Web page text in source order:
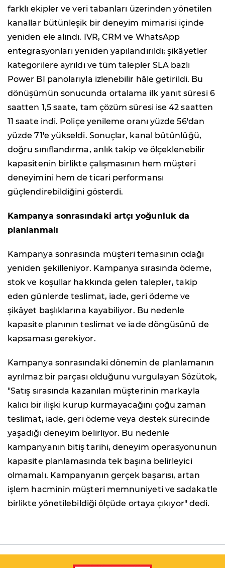
farklı ekipler ve veri tabanları üzerinden yönetilen
kanallar bütünleşik bir deneyim mimarisi içinde
yeniden ele alındı. IVR, CRM ve WhatsApp
entegrasyonları yeniden yapılandırıldı; şikâyetler
kategorilere ayrıldı ve tüm talepler SLA bazlı
Power BI panolarıyla izlenebilir hâle getirildi. Bu
dönüşümün sonucunda ortalama ilk yanıt süresi 6
saatten 1,5 saate, tam çözüm süresi ise 42 saatten
11 saate indi. Poliçe yenileme oranı yüzde 56'dan
yüzde 71'e yükseldi. Sonuçlar, kanal bütünlüğü,
doğru sınıflandırma, anlık takip ve ölçeklenebilir
kapasitenin birlikte çalışmasının hem müşteri
deneyimini hem de ticari performansı
güçlendirebildiğini gösterdi.
Kampanya sonrasındaki artçı yoğunluk da
planlanmalı
Kampanya sonrasında müşteri temasının odağı
yeniden şekilleniyor. Kampanya sırasında ödeme,
stok ve koşullar hakkında gelen talepler, takip
eden günlerde teslimat, iade, geri ödeme ve
şikâyet başlıklarına kayabiliyor. Bu nedenle
kapasite planının teslimat ve iade döngüsünü de
kapsaması gerekiyor.
Kampanya sonrasındaki dönemin de planlamanın
ayrılmaz bir parçası olduğunu vurgulayan Sözütok,
"Satış sırasında kazanılan müşterinin markayla
kalıcı bir ilişki kurup kurmayacağını çoğu zaman
teslimat, iade, geri ödeme veya destek sürecinde
yaşadığı deneyim belirliyor. Bu nedenle
kampanyanın bitiş tarihi, deneyim operasyonunun
kapasite planlamasında tek başına belirleyici
olmamalı. Kampanyanın gerçek başarısı, artan
işlem hacminin müşteri memnuniyeti ve sadakatle
birlikte yönetilebildiği ölçüde ortaya çıkıyor" dedi.